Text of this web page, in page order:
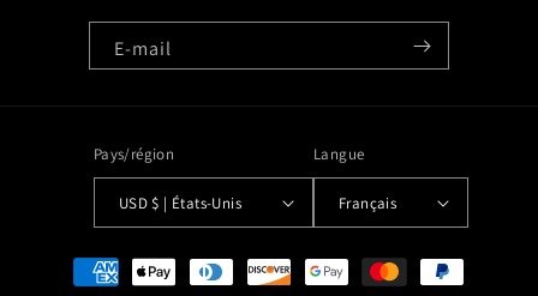
E-mail
Pays/région
USD $ | États-Unis
Langue
Français
Moyens